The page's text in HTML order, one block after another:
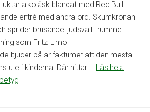
alkoläsk blandat med Red Bull
entré med andra ord. Skumkronan
sprider brusande ljudsvall i rummet.
som Fritz-Limo
bjuder på är faktumet att den mesta
ute i kinderna. Där hittar … Läs hela